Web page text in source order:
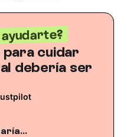
cuidar
debería ser